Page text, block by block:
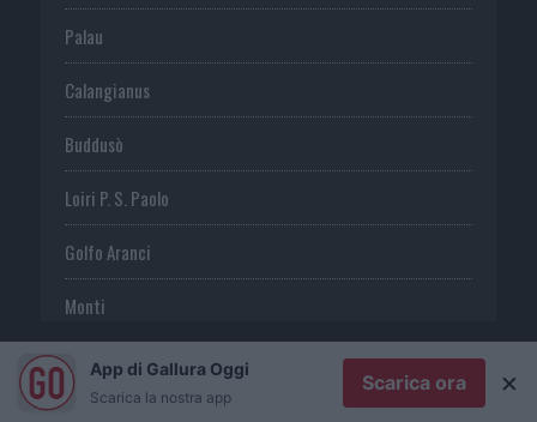
Palau
Calangianus
Buddusò
Loiri P. S. Paolo
Golfo Aranci
Monti
Telti
S. Antonio di G.
App di Gallura Oggi
Scarica la nostra app
Scarica ora ×